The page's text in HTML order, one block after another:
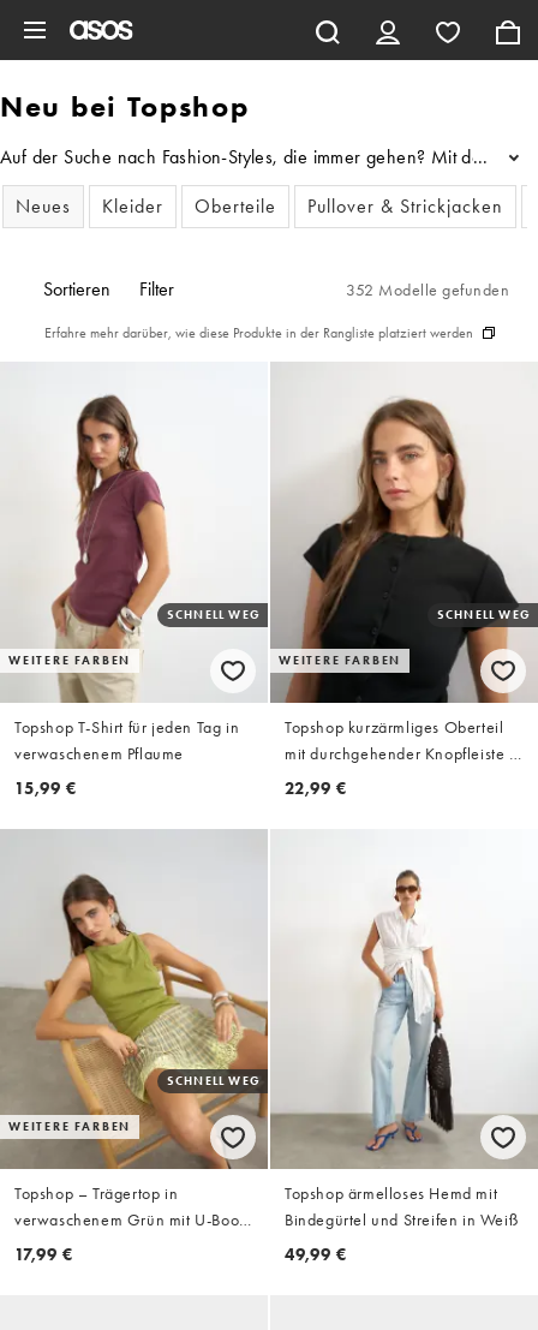
Neu bei Topshop
Auf der Suche nach Fashion-Styles, die immer gehen? Mit den
...
Neues
Kleider Oberteile Pullover & Strickjacken
Sortieren Filter 352 Modelle gefunden
Erfahre mehr darüber, wie diese Produkte in der Rangliste platziert werden
WEITERE FARBEN
SCHNELL WEG
Topshop T-Shirt für jeden Tag in
verwaschenem Pflaume
15,99 €
WEITERE FARBEN
SCHNELL WEG
Topshop kurzärmliges Oberteil
mit durchgehender Knopfleiste in
Schwarz
22,99 €
WEITERE FARBEN
SCHNELL WEG
Topshop – Trägertop in
verwaschenem Grün mit U-Boot-
Ausschnitt und Ringerrücken
17,99 €
Topshop ärmelloses Hemd mit
Bindegürtel und Streifen in Weiß
49,99 €